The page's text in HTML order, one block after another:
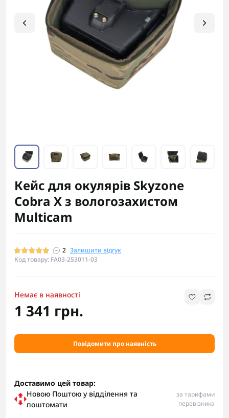
Кейс для окулярів Skyzone
Cobra X з вологозахистом
Multicam
2 Залишити відгук
Код товару: FA03-253011-03
Немає в наявності
1 341 грн.
Повідомити про наявність
Доставимо цей товар:
Новою Поштою у відділення та
поштомати
за тарифами
перевізника